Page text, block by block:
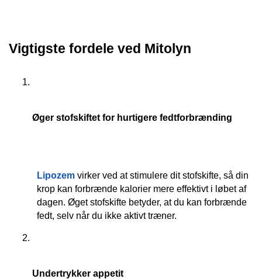
Vigtigste fordele ved Mitolyn
Øger stofskiftet for hurtigere fedtforbrænding
Lipozem virker ved at stimulere dit stofskifte, så din
krop kan forbrænde kalorier mere effektivt i løbet af
dagen. Øget stofskifte betyder, at du kan forbrænde
fedt, selv når du ikke aktivt træner.
Undertrykker appetit